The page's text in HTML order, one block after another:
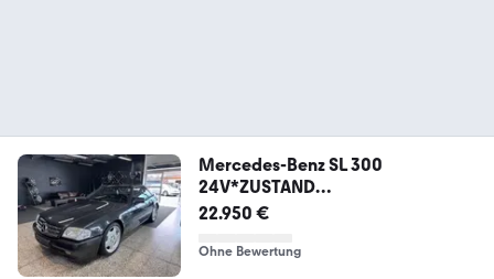
Mercedes-Benz SL 300
24V*ZUSTAND
2+*HARDTOP*18zAMG*WERTGUT
22.950 €
Ohne Bewertung